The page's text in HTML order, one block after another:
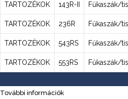
TARTOZÉKOK 143R-II Fűkaszák/
TARTOZÉKOK 236R Fűkaszák/
TARTOZÉKOK 543RS Fűkaszák/
TARTOZÉKOK 553RS Fűkaszák/
További információk